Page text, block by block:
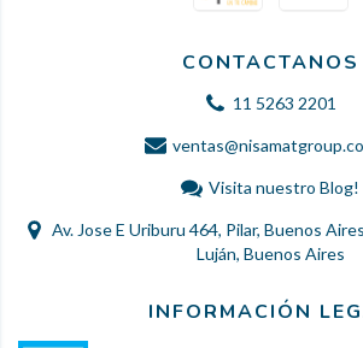
CONTACTANOS
11 5263 2201
Visita nuestro Blog!
Av. Jose E Uriburu 464, Pilar, Buenos
Luján, Buenos Aires
INFORMACIÓN